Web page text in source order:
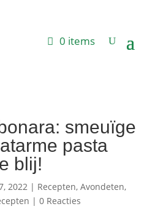
0 items
smeuïge
pasta
blij!
2022| Recepten, Avondeten,
| 0 Reacties